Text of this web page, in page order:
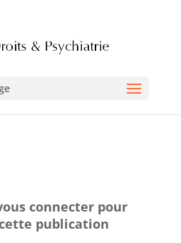
connecter pour
publication